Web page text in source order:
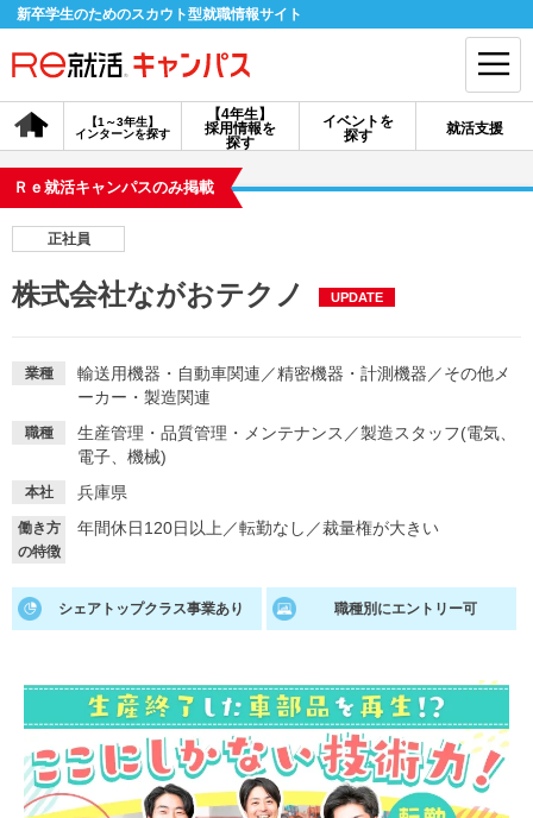
新卒学生のためのスカウト型就職情報サイト
【4年生】
採用情報を
探す
【1～3年生】
インターンを探す
イベントを
探す
就活支援
会員登録 ログイン
探す
イベントを探す スカウト お知らせ
就活ノウハウが満載！ お役立ち記事・相談室など
あなたに合う仕事を診断！ 動画で対策講座をチェック
就活ニュースペーパー
就活時事ニュースを更新
よくある質問
不明点があればこちら
Ｒｅ就活キャンパスのみ掲載
正社員
株式会社ながおテクノ UPDATE
業種 輸送用機器・自動車関連 ／精密機器・計測機器 ／その他メ
ーカー・製造関連
職種 生産管理・品質管理・メンテナンス ／製造スタッフ(電気、
電子、機械)
本社 兵庫県
働き方
の特徴
年間休日120日以上 ／転勤なし ／裁量権が大きい
シェアトップクラス事業あり 職種別にエントリー可